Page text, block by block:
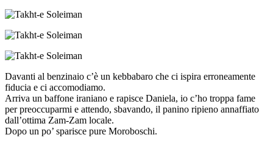
Davanti al benzinaio c’è un kebbabaro che ci ispira erroneamente
fiducia e ci accomodiamo.
Arriva un baffone iraniano e rapisce Daniela, io c’ho troppa fame
per preoccuparmi e attendo, sbavando, il panino ripieno annaffiato
dall’ottima Zam-Zam locale.
Dopo un po’ sparisce pure Moroboschi.